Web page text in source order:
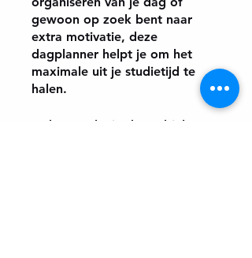
gewoon op zoek bent naar
extra motivatie, deze
dagplanner helpt je om het
maximale uit je studietijd te
halen.
Je kunt ook via de mobiele app